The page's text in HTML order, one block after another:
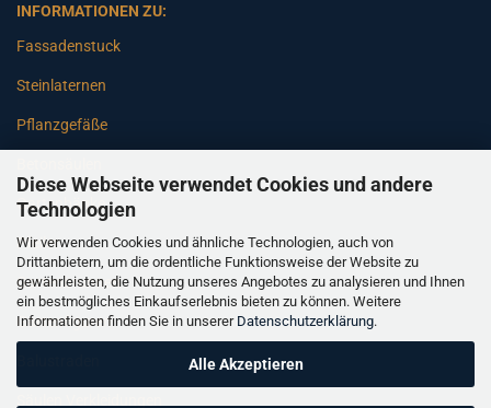
Diese Webseite verwendet Cookies und andere
Technologien
Wir verwenden Cookies und ähnliche Technologien, auch von
Drittanbietern, um die ordentliche Funktionsweise der Website zu
gewährleisten, die Nutzung unseres Angebotes zu analysieren und Ihnen
ein bestmögliches Einkaufserlebnis bieten zu können. Weitere
Informationen finden Sie in unserer Datenschutzerklärung.
Alle Akzeptieren
INFORMATIONEN ZU:
Fassadenstuck
Steinlaternen
Pflanzgefäße
Gartenbänke
Pfeiler
Gartenbrunnen
Gartenfiguren